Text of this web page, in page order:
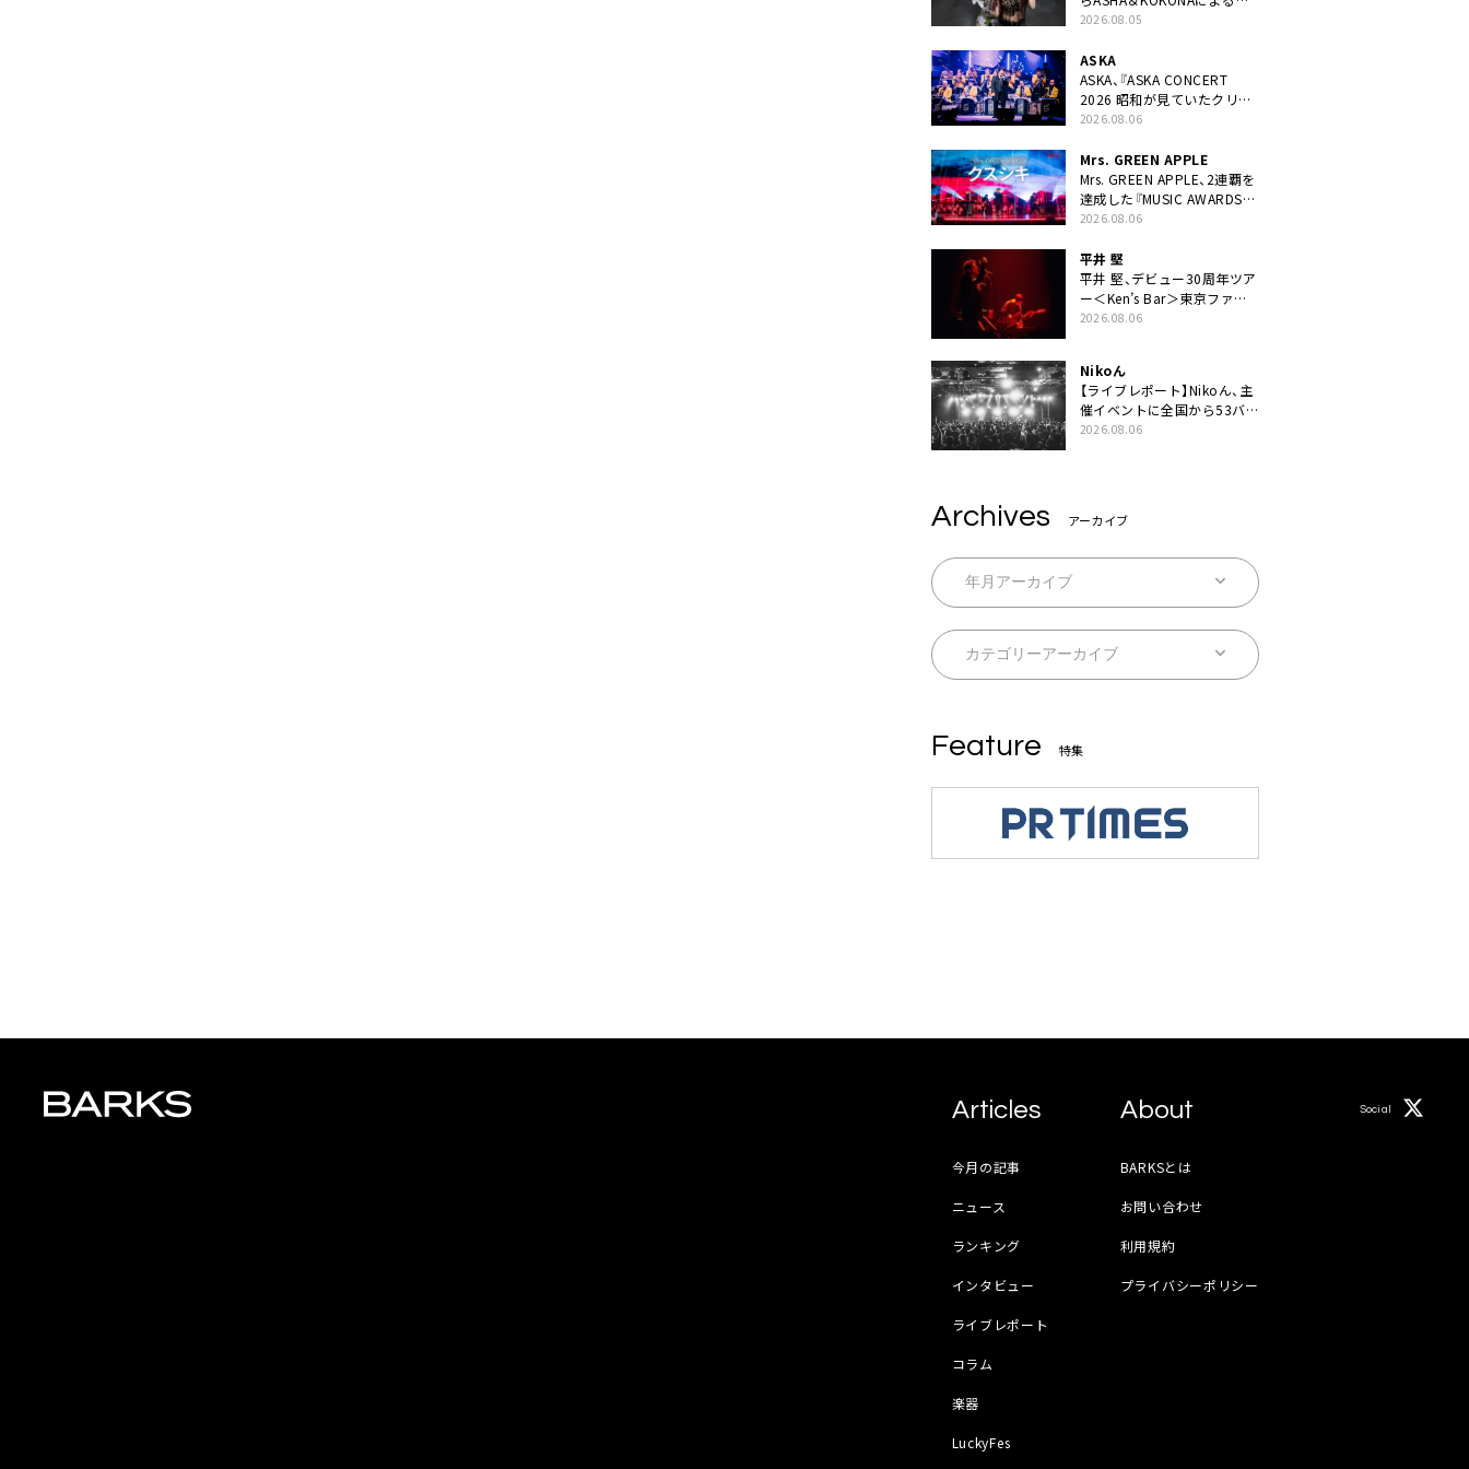
ニット・TAKARAがデビュー
2026.08.05
ASKA
ASKA、『ASKA CONCERT
2026 昭和が見ていたクリス
マス!? 』発売＆上映決定
2026.08.06
Mrs. GREEN APPLE
Mrs. GREEN APPLE、2連覇を
達成した『MUSIC AWARDS
JAPAN 2026』での「クスシ
YouTube公開
2026.08.06
平井 堅
平井 堅、デビュー30周年ツア
ー＜Ken’s Bar＞東京ファイ
ナル公演の映像商品化決定。
2026.08.06
Nikoん
【ライブレポート】Nikoん、主
催イベントに全国から53バ
ンドが出演「自分たちが積み
2026.08.06
Archives アーカイブ
Feature 特集
Articles
今月の記事
ニュース
ランキング
インタビュー
ライブレポート
コラム
楽器
LuckyFes
About
BARKSとは
お問い合わせ
利用規約
プライバシーポリシー
Social